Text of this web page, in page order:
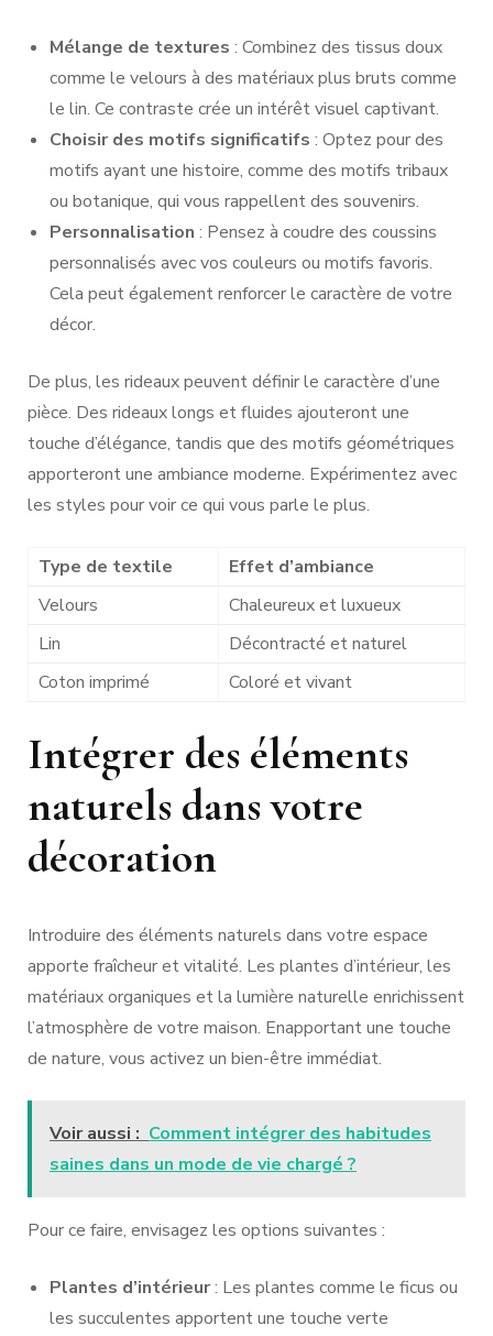
Mélange de textures : Combinez des tissus doux
comme le velours à des matériaux plus bruts comme
le lin. Ce contraste crée un intérêt visuel captivant.
Choisir des motifs significatifs : Optez pour des
motifs ayant une histoire, comme des motifs tribaux
ou botanique, qui vous rappellent des souvenirs.
Personnalisation : Pensez à coudre des coussins
personnalisés avec vos couleurs ou motifs favoris.
Cela peut également renforcer le caractère de votre
décor.
De plus, les rideaux peuvent définir le caractère d’une
pièce. Des rideaux longs et fluides ajouteront une
touche d’élégance, tandis que des motifs géométriques
apporteront une ambiance moderne. Expérimentez avec
les styles pour voir ce qui vous parle le plus.
Type de textile
Effet d’ambiance
Velours
Chaleureux et luxueux
Lin
Décontracté et naturel
Coton imprimé
Coloré et vivant
Intégrer des éléments
naturels dans votre
décoration
Introduire des éléments naturels dans votre espace
apporte fraîcheur et vitalité. Les plantes d’intérieur, les
matériaux organiques et la lumière naturelle enrichissent
l’atmosphère de votre maison. Enapportant une touche
de nature, vous activez un bien-être immédiat.
Voir aussi : Comment intégrer des habitudes
saines dans un mode de vie chargé ?
Pour ce faire, envisagez les options suivantes :
Plantes d’intérieur: Les plantes comme le ficus ou
les succulentes apportent une touche verte